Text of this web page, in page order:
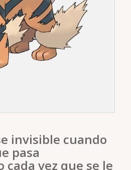
invisible cuando
pasa
cada vez que se le